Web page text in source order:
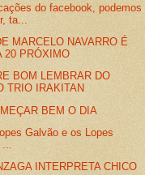
do facebook, podemos
ta...
MARCELO NAVARRO É
20 PRÓXIMO
BOM LEMBRAR DO
TRIO IRAKITAN
BEM O DIA
Galvão e os Lopes
INTERPRETA CHICO